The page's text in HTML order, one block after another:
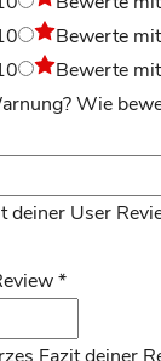
Bewerte
Bewerte
Wie
deiner User
*